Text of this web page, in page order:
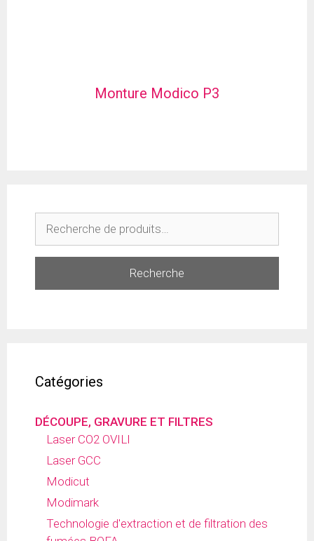
Monture Modico P3
Recherche
Catégories
DÉCOUPE, GRAVURE ET FILTRES
Laser CO2 OVILI
Laser GCC
Modicut
Modimark
Technologie d'extraction et de filtration des